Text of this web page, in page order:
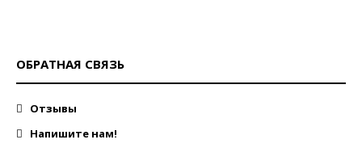
ОБРАТНАЯ СВЯЗЬ
Отзывы
Напишите нам!